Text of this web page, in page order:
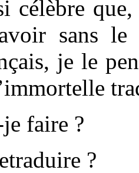
célèbre
sans
je le
faire ?
?